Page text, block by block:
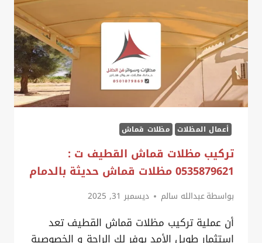
واللمسة
المعمارية
الفاخرة
لمشروعك
أعمال المظلات مظلات قماش
تركيب مظلات قماش القطيف ت :
0535879621 مظلات قماش حديثة بالدمام
بواسطةعبدالله سالم ديسمبر 31, 2025
أن عملية تركيب مظلات قماش القطيف تعد
استثمار طويل الأمد يوفر لك الراحة و الخصوصية